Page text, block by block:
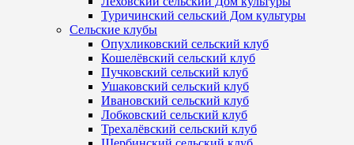
Туричинский сельский Дом культуры
Сельские клубы
Опухликовский сельский клуб
Кошелёвский сельский клуб
Пучковский сельский клуб
Ушаковский сельский клуб
Ивановский сельский клуб
Лобковский сельский клуб
Трехалёвский сельский клуб